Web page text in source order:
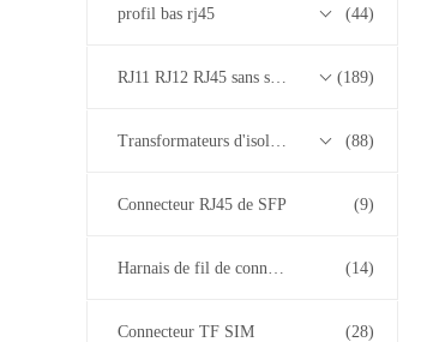
profil bas rj45 (44)
RJ11 RJ12 RJ45 sans série de transformateurs (189)
Transformateurs d'isolement (88)
Connecteur RJ45 de SFP (9)
Harnais de fil de connecteur (14)
Connecteur TF SIM (28)